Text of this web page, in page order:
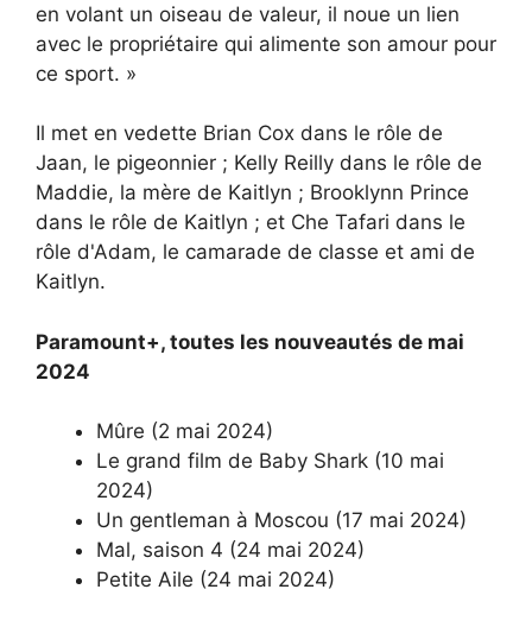
en volant un oiseau de valeur, il noue un lien
avec le propriétaire qui alimente son amour pour
ce sport. »
Il met en vedette Brian Cox dans le rôle de
Jaan, le pigeonnier ; Kelly Reilly dans le rôle de
Maddie, la mère de Kaitlyn ; Brooklynn Prince
dans le rôle de Kaitlyn ; et Che Tafari dans le
rôle d'Adam, le camarade de classe et ami de
Kaitlyn.
Paramount+, toutes les nouveautés de mai
2024
Mûre (2 mai 2024)
Le grand film de Baby Shark (10 mai
2024)
Un gentleman à Moscou (17 mai 2024)
Mal, saison 4 (24 mai 2024)
Petite Aile (24 mai 2024)